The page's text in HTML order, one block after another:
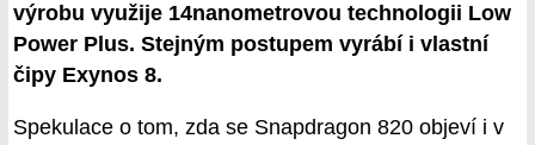
výrobu využije 14nanometrovou technologii Low
Power Plus. Stejným postupem vyrábí i vlastní
čipy Exynos 8.
Spekulace o tom, zda se Snapdragon 820 objeví i v